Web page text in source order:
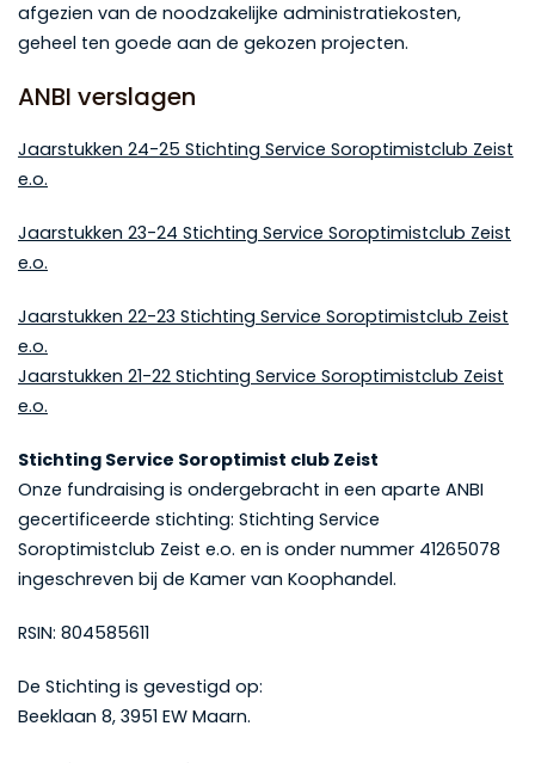
afgezien van de noodzakelijke administratiekosten,
geheel ten goede aan de gekozen projecten.
ANBI verslagen
Jaarstukken 24-25 Stichting Service Soroptimistclub Zeist
e.o.
Jaarstukken 23-24 Stichting Service Soroptimistclub Zeist
e.o.
Jaarstukken 22-23 Stichting Service Soroptimistclub Zeist
e.o.
Jaarstukken 21-22 Stichting Service Soroptimistclub Zeist
e.o.
Stichting Service Soroptimist club Zeist
Onze fundraising is ondergebracht in een aparte ANBI
gecertificeerde stichting: Stichting Service
Soroptimistclub Zeist e.o. en is onder nummer 41265078
ingeschreven bij de Kamer van Koophandel.
RSIN: 804585611
De Stichting is gevestigd op:
Beeklaan 8, 3951 EW Maarn.